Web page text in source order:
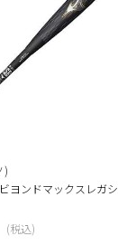
)
ヨンドマックスレガシ
(税込)